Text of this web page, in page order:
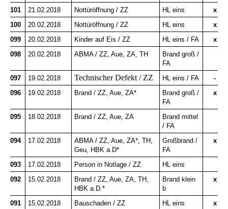
101
21.02.2018 Nottüröffnung / ZZ HL eins
x
100
20.02.2018 Nottüröffnung / ZZ HL eins
x
099
20.02.2018 Kinder auf Eis / ZZ HL eins / FA
x
098
20.02.2018 ABMA / ZZ, Aue, ZA, TH
Brand groß /
FA
097
19.02.2018 Technischer Defekt / ZZ HL eins / FA
-
096
19.02.2018 Brand / ZZ, Aue, ZA*
Brand groß /
FA
x
095 18.02.2018 Brand / ZZ, Aue, ZA
Brand mittel
/ FA
094
17.02.2018
ABMA / ZZ, Aue, ZA*, TH,
Geu, HBK a.D*
Großbrand /
FA
x
093 17.02.2018 Person in Notlage / ZZ
HL eins
092
15.02.2018
Brand / ZZ, Aue, ZA, TH,
HBK a.D.*
Brand klein
b
x
091 15.02.2018 Bauschaden / ZZ HL eins x